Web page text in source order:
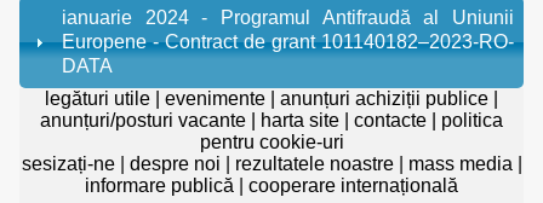
ianuarie 2024 - Programul Antifraudă al Uniunii
Europene - Contract de grant 101140182–2023-RO-
DATA
legături utile
evenimente anunțuri achiziții publice
anunțuri/posturi vacante
harta site contacte
politica
pentru cookie-uri
sesizați-ne| despre noi rezultatele noastre| mass media
informare publică
cooperare internațională